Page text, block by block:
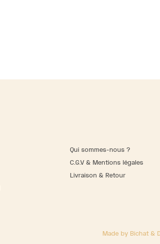
Qui sommes-nous ?
C.G.V & Mentions légales
Livraison & Retour
Made by Bichat &